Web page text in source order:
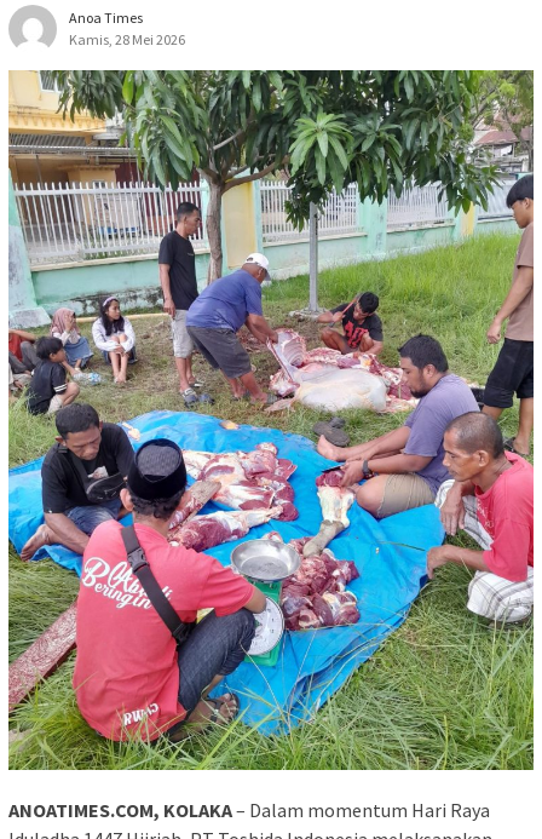
Anoa Times
Kamis, 28 Mei 2026
ANOATIMES.COM, KOLAKA– Dalam momentum Hari Raya